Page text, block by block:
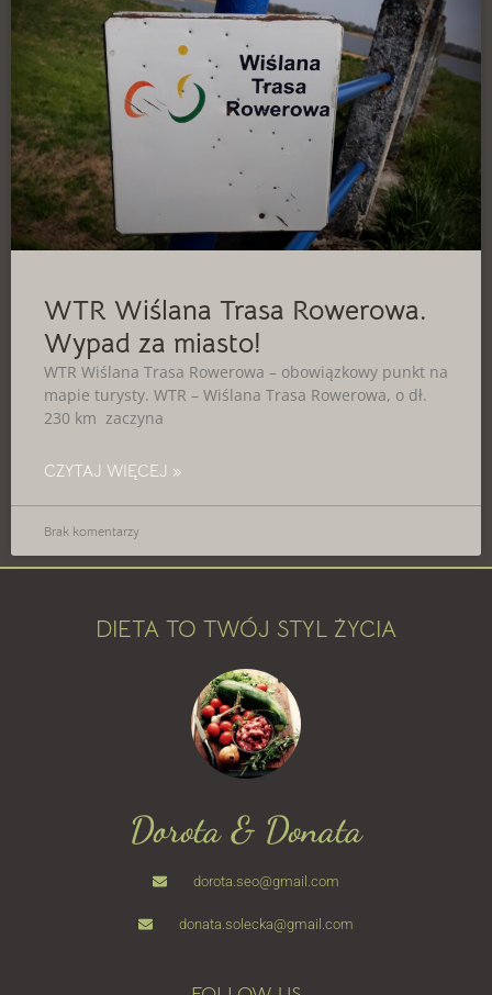
WTR Wiślana Trasa Rowerowa.
Wypad za miasto!
WTR Wiślana Trasa Rowerowa – obowiązkowy punkt na
mapie turysty. WTR – Wiślana Trasa Rowerowa, o dł.
230 km zaczyna
CZYTAJ WIĘCEJ »
Brak komentarzy
DIETA TO TWÓJ STYL ŻYCIA
Dorota & Donata
dorota.seo@gmail.com
donata.solecka@gmail.com